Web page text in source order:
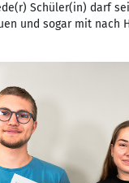
Schüler(in) darf
und sogar mit nach